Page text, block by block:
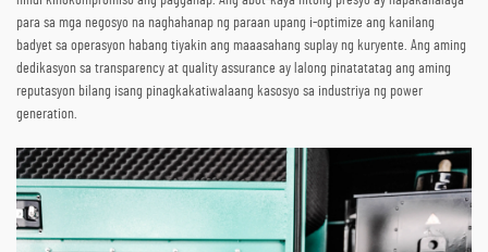
para sa mga negosyo na naghahanap ng paraan upang i-optimize ang kanilang
badyet sa operasyon habang tiyakin ang maaasahang suplay ng kuryente. Ang aming
dedikasyon sa transparency at quality assurance ay lalong pinatatatag ang aming
reputasyon bilang isang pinagkakatiwalaang kasosyo sa industriya ng power
generation.